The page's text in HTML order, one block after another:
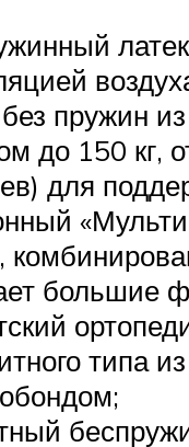
пружин
до 150
для
большие
типа